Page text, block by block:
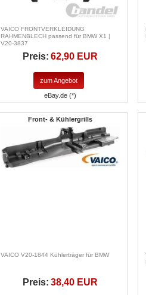
VAICO FRONTVERKLEIDUNG
RAHMENBLECH passend für BMW X1 |
V20-3837
Preis: 62,90 EUR
zum Angebot
eBay.de (*)
Front- & Kühlergrills
VAICO V20-1844 Kühlerträger für BMW
Preis: 38,40 EUR